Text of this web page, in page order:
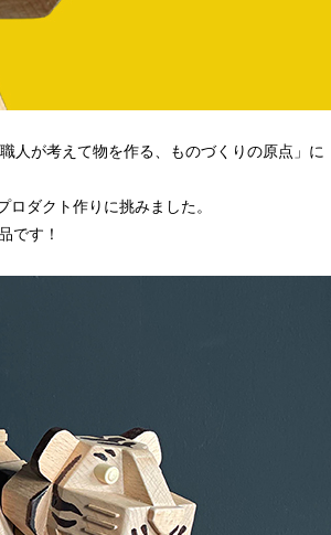
人が考えて物を作る、ものづくりの原点」に
ダクト作りに挑みました。
です！